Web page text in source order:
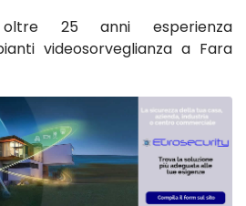
25 anni esperienza
videosorveglianza a Fara